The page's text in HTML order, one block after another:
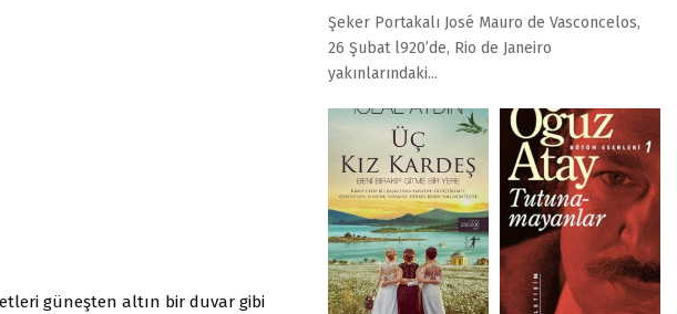
güneşten altın bir duvar gibi
Şeker Portakalı José Mauro de Vasconcelos,
26 Şubat l920’de, Rio de Janeiro
yakınlarındaki...